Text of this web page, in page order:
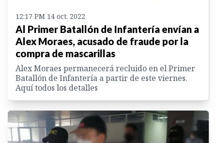
12:17 PM 14 oct. 2022
Al Primer Batallón de Infantería envían a
Alex Moraes, acusado de fraude por la
compra de mascarillas
Alex Moraes permanecerá recluido en el Primer
Batallón de Infantería a partir de este viernes.
Aquí todos los detalles